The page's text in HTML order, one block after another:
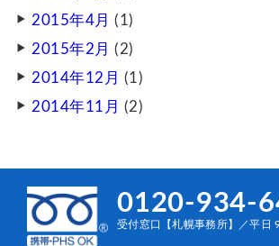
2015年4月 (1)
2015年2月 (2)
2014年12月 (1)
2014年11月 (2)
0120-934-
受付窓口【札幌事務所】／平日